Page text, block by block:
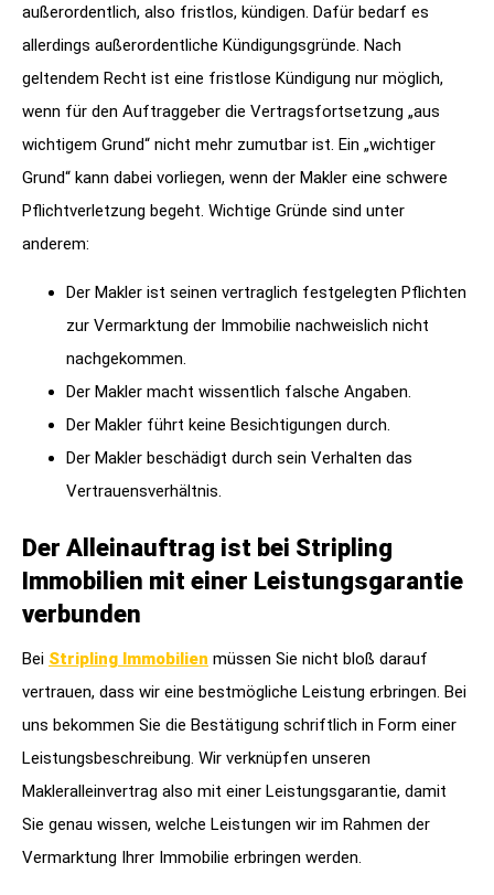
außerordentlich, also fristlos, kündigen. Dafür bedarf es
allerdings außerordentliche Kündigungsgründe. Nach
geltendem Recht ist eine fristlose Kündigung nur möglich,
wenn für den Auftraggeber die Vertragsfortsetzung „aus
wichtigem Grund“ nicht mehr zumutbar ist. Ein „wichtiger
Grund“ kann dabei vorliegen, wenn der Makler eine schwere
Pflichtverletzung begeht. Wichtige Gründe sind unter
anderem:
Der Makler ist seinen vertraglich festgelegten Pflichten
zur Vermarktung der Immobilie nachweislich nicht
nachgekommen.
Der Makler macht wissentlich falsche Angaben.
Der Makler führt keine Besichtigungen durch.
Der Makler beschädigt durch sein Verhalten das
Vertrauensverhältnis.
Der Alleinauftrag ist bei Stripling
Immobilien mit einer Leistungsgarantie
verbunden
Bei Stripling Immobilien müssen Sie nicht bloß darauf
vertrauen, dass wir eine bestmögliche Leistung erbringen. Bei
uns bekommen Sie die Bestätigung schriftlich in Form einer
Leistungsbeschreibung. Wir verknüpfen unseren
Makleralleinvertrag also mit einer Leistungsgarantie, damit
Sie genau wissen, welche Leistungen wir im Rahmen der
Vermarktung Ihrer Immobilie erbringen werden.